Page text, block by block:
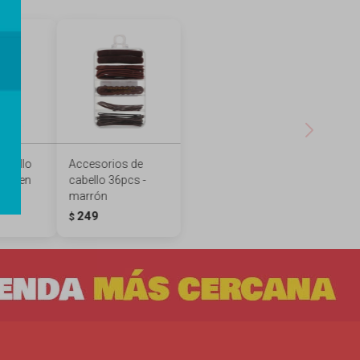
- alien
Accesorios de
cabello 36pcs -
marrón
$ 249